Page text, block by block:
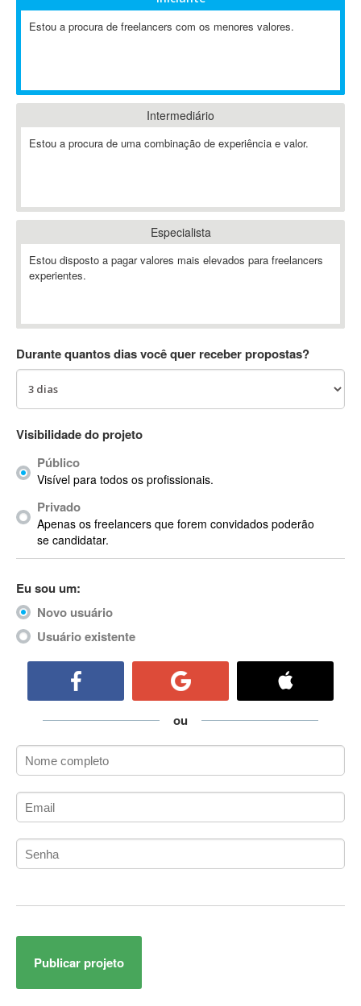
A2Billing
ABAP
ABBYY FineReader
Ableton Live
Abstract
Abstract Window Toolkit (AWT)
AC Drives
ACARS
AccountMate
Acrobat
Acrobat X
Acronis
ACT
ActionScript
ActionScript 3
Active Directory
ActiveX Data Objects (ADO)
ADK
Administração Acadêmica
Administração de Artistas e Repertórios
Administração de Banco de Dados
Administração de Redes
Administrador de Sistemas
Adobe After Effects
Adobe AIR
Estou a procura de freelancers com os menores valores.
Intermediário
Estou a procura de uma combinação de experiência e valor.
Especialista
Estou disposto a pagar valores mais elevados para freelancers
experientes.
Durante quantos dias você quer receber propostas?
Visibilidade do projeto
Público
Visível para todos os profissionais.
Privado
Apenas os freelancers que forem convidados poderão
se candidatar.
Eu sou um:
Novo usuário
Usuário existente
ou
Publicar projeto